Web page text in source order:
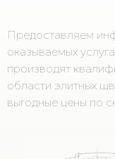
Предоставляем
оказываемых
производят
области элитных
выгодные цены по